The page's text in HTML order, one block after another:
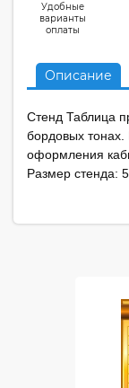
Удобные
варианты
оплаты
Описание
Стенд Таблица
бордовых тонах.
оформления
Размер стенда: